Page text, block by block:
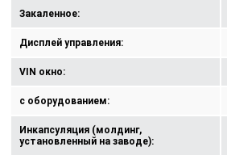
Закаленное:
Дисплей управления:
VIN окно:
с оборудованием:
Инкапсуляция (молдинг,
установленный на заводе):